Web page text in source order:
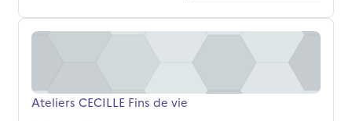
Ateliers CECILLE Fins de vie
Όνομα μαθήματος
Ateliers CECILLE Fins de vie